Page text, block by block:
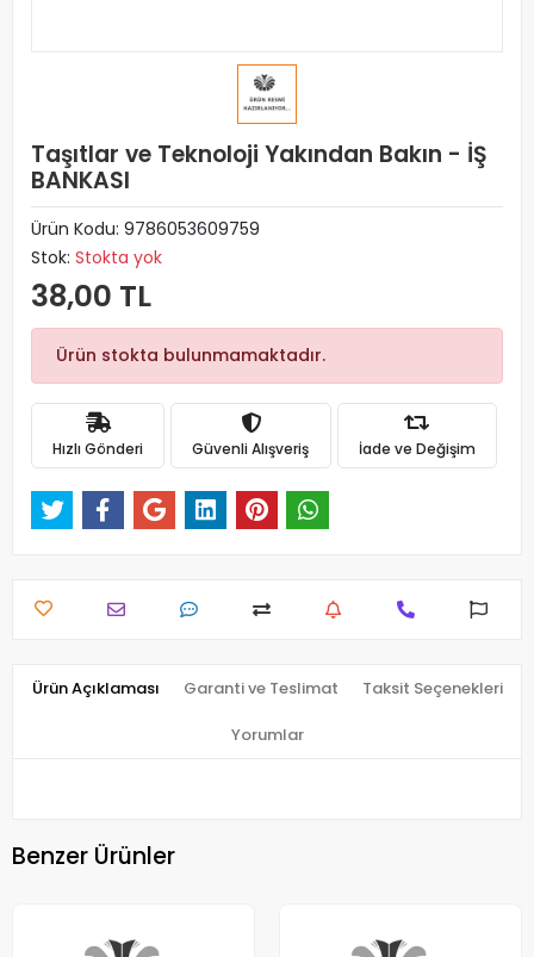
Taşıtlar ve Teknoloji Yakından Bakın - İŞ
BANKASI
Ürün Kodu: 9786053609759
Stok: Stokta yok
38,00 TL
Ürün stokta bulunmamaktadır.
Hızlı Gönderi Güvenli Alışveriş İade ve Değişim
Ürün Açıklaması Garanti ve Teslimat Taksit Seçenekleri
Yorumlar
Benzer Ürünler